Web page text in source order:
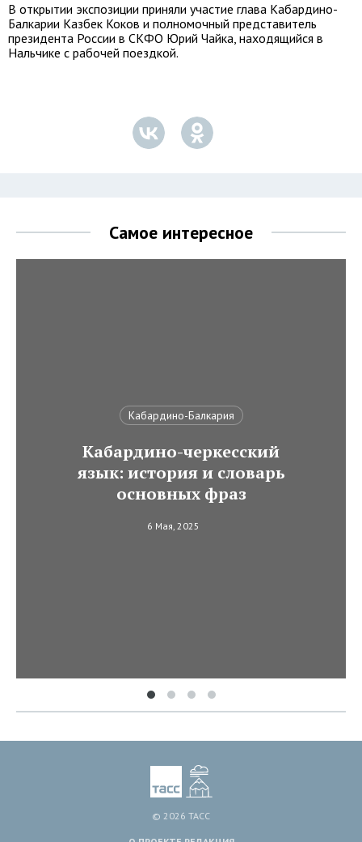
В открытии экспозиции приняли участие глава Кабардино-
Балкарии Казбек Коков и полномочный представитель
президента России в СКФО Юрий Чайка, находящийся в
Нальчике с рабочей поездкой.
Самое интересное
Кабардино-Балкария
Кабардино-черкесский
язык: история и словарь
основных фраз
6 Мая, 2025
© 2026 ТАСС